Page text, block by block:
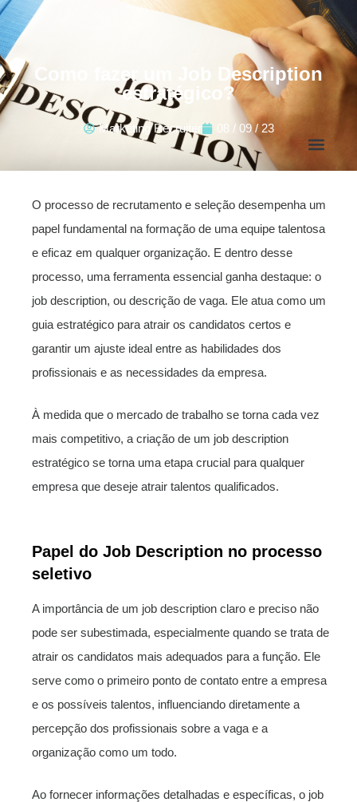
Como fazer um Job Description
estratégico?
Marketing Recruiter 08 / 09 / 23
O processo de recrutamento e seleção desempenha um
papel fundamental na formação de uma equipe talentosa
e eficaz em qualquer organização. E dentro desse
processo, uma ferramenta essencial ganha destaque: o
job description, ou descrição de vaga. Ele atua como um
guia estratégico para atrair os candidatos certos e
garantir um ajuste ideal entre as habilidades dos
profissionais e as necessidades da empresa.
À medida que o mercado de trabalho se torna cada vez
mais competitivo, a criação de um job description
estratégico se torna uma etapa crucial para qualquer
empresa que deseje atrair talentos qualificados.
Papel do Job Description no processo
seletivo
A importância de um job description claro e preciso não
pode ser subestimada, especialmente quando se trata de
atrair os candidatos mais adequados para a função. Ele
serve como o primeiro ponto de contato entre a empresa
e os possíveis talentos, influenciando diretamente a
percepção dos profissionais sobre a vaga e a
organização como um todo.
Ao fornecer informações detalhadas e específicas, o job